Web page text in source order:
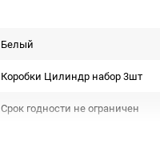
Белый
Коробки Цилиндр набор 3шт
Срок годности не ограничен